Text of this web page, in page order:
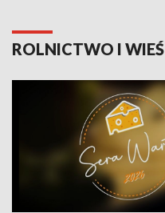
ROLNICTWO I WIEŚ